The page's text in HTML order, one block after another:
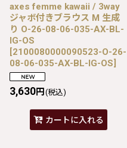
axes femme kawaii / 3way
ジャボ付きブラウス M 生成
り O-26-08-06-035-AX-BL-
IG-OS
[2100080000090523-O-26-
08-06-035-AX-BL-IG-OS]
3,630円 (税込)
カートに入れる